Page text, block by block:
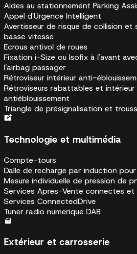
Aides au stationnement Parking
Appel d'Urgence Intelligent
Avertisseur de risque de collision et
basse vitesse
Ecrous antivol de roues
Fixation i-Size ou Isofix à l'avant
l'airbag passager
Rétroviseur intérieur anti-
Rétroviseurs rabattables et
antiéblouissement
Triangle de présignalisation et
Technologie et multimédia
Compte-tours
Dalle de recharge par induction
Mesure individuelle de pression de
Services Apres-Vente connectes et
Services ConnectedDrive
Tuner radio numerique DAB
Extérieur et carrosserie